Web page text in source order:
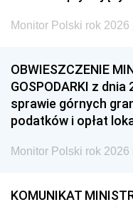
Monitor Polski rok 2026
OBWIESZCZENIE
GOSPODARKI z
sprawie górnych
podatków i opłat
Monitor Polski rok 2026
KOMUNIKAT